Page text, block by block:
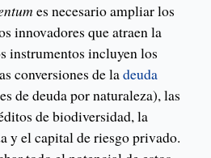
es necesario ampliar los
innovadores que atraen la
instrumentos incluyen los
conversiones de ladeuda
de deuda por naturaleza), las
de biodiversidad, la
y el capital de riesgo privado.